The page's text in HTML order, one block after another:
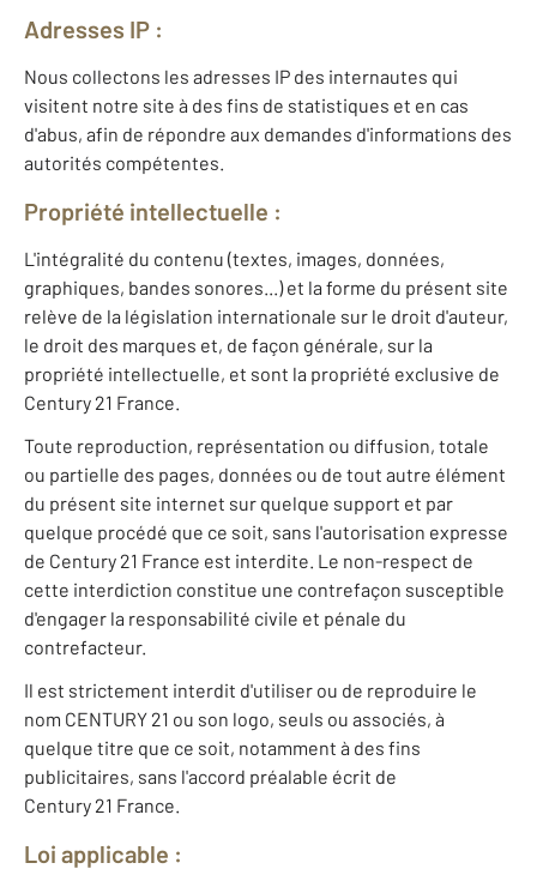
Adresses IP :
Nous collectons les adresses IP des internautes qui
visitent notre site à des fins de statistiques et en cas
d'abus, afin de répondre aux demandes d'informations des
autorités compétentes.
Propriété intellectuelle :
L'intégralité du contenu (textes, images, données,
graphiques, bandes sonores...) et la forme du présent site
relève de la législation internationale sur le droit d'auteur,
le droit des marques et, de façon générale, sur la
propriété intellectuelle, et sont la propriété exclusive de
Century 21 France.
Toute reproduction, représentation ou diffusion, totale
ou partielle des pages, données ou de tout autre élément
du présent site internet sur quelque support et par
quelque procédé que ce soit, sans l'autorisation expresse
de Century 21 France est interdite. Le non-respect de
cette interdiction constitue une contrefaçon susceptible
d'engager la responsabilité civile et pénale du
contrefacteur.
Il est strictement interdit d'utiliser ou de reproduire le
nom CENTURY 21 ou son logo, seuls ou associés, à
quelque titre que ce soit, notamment à des fins
publicitaires, sans l'accord préalable écrit de
Century 21 France.
Loi applicable :